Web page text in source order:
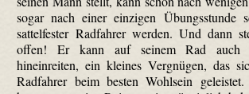
sogar nach einer einzigen Übungsstunde
sattelfester Radfahrer werden. Und dann
offen! Er kann auf seinem Rad auch
hineinreiten, ein kleines Vergnügen, das
Radfahrer beim besten Wohlsein